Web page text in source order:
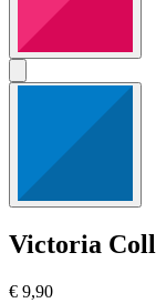
Victoria
€ 9,90